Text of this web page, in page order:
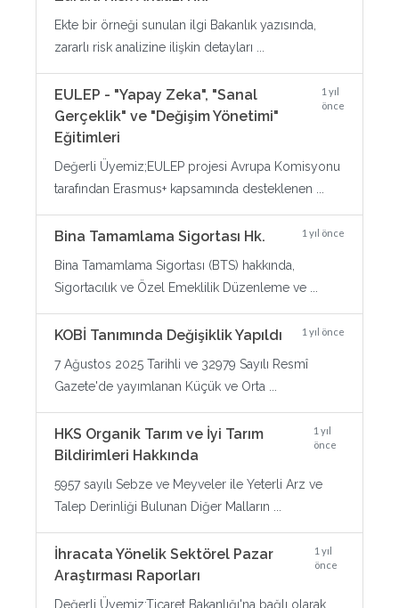
Ekte bir örneği sunulan ilgi Bakanlık yazısında,
zararlı risk analizine ilişkin detayları ...
EULEP - "Yapay Zeka", "Sanal
Gerçeklik" ve "Değişim Yönetimi"
Eğitimleri
1 yıl
önce
Değerli Üyemiz;EULEP projesi Avrupa Komisyonu
tarafından Erasmus+ kapsamında desteklenen ...
Bina Tamamlama Sigortası Hk. 1 yıl önce
Bina Tamamlama Sigortası (BTS) hakkında,
Sigortacılık ve Özel Emeklilik Düzenleme ve ...
KOBİ Tanımında Değişiklik Yapıldı 1 yıl önce
7 Ağustos 2025 Tarihli ve 32979 Sayılı Resmî
Gazete'de yayımlanan Küçük ve Orta ...
HKS Organik Tarım ve İyi Tarım
Bildirimleri Hakkında
1 yıl
önce
5957 sayılı Sebze ve Meyveler ile Yeterli Arz ve
Talep Derinliği Bulunan Diğer Malların ...
İhracata Yönelik Sektörel Pazar
Araştırması Raporları
1 yıl
önce
Değerli Üyemiz;Ticaret Bakanlığı'na bağlı olarak